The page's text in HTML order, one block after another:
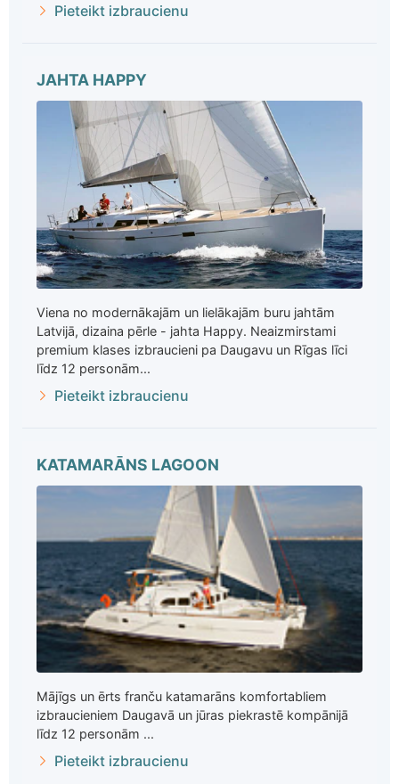
Pieteikt izbraucienu
JAHTA HAPPY
Viena no modernākajām un lielākajām buru jahtām
Latvijā, dizaina pērle - jahta Happy. Neaizmirstami
premium klases izbraucieni pa Daugavu un Rīgas līci
līdz 12 personām...
Pieteikt izbraucienu
KATAMARĀNS LAGOON
Mājīgs un ērts franču katamarāns komfortabliem
izbraucieniem Daugavā un jūras piekrastē kompānijā
līdz 12 personām ...
Pieteikt izbraucienu